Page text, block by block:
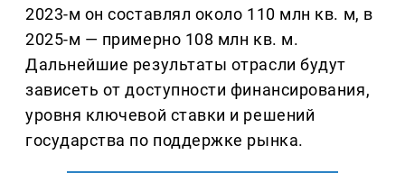
2023-м он составлял около 110 млн кв. м, в
2025-м — примерно 108 млн кв. м.
Дальнейшие результаты отрасли будут
зависеть от доступности финансирования,
уровня ключевой ставки и решений
государства по поддержке рынка.